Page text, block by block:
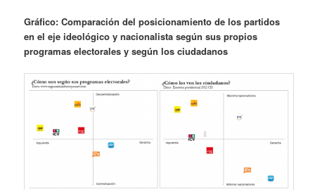
Gráfico: Comparación del posicionamiento de los partidos
en el eje ideológico y nacionalista según sus propios
programas electorales y según los ciudadanos